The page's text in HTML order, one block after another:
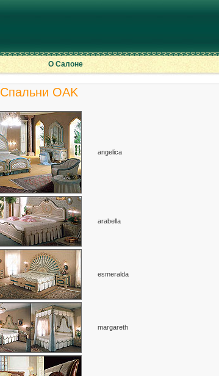
О Салоне
Спальни OAK
angelica
arabella
esmeralda
margareth